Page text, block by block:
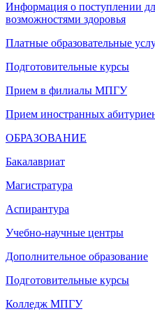
Информация о поступлении
возможностями здоровья
Платные образовательные
Подготовительные курсы
Прием в филиалы МПГУ
Прием иностранных
ОБРАЗОВАНИЕ
Бакалавриат
Магистратура
Аспирантура
Учебно-научные центры
Дополнительное образование
Подготовительные курсы
Колледж МПГУ